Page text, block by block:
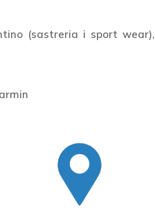
(sastreria i sport wear),